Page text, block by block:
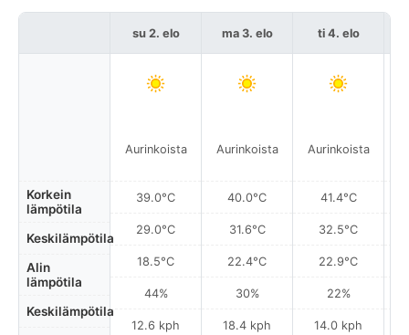
Korkein
lämpötila
Keskilämpötila
Alin
lämpötila
Keskilämpötila
su 2. elo
Aurinkoista
39.0°C
29.0°C
18.5°C
44%
12.6 kph
ma 3. elo
Aurinkoista
40.0°C
31.6°C
22.4°C
30%
18.4 kph
ti 4. elo
Aurinkoista
41.4°C
32.5°C
22.9°C
22%
14.0 kph